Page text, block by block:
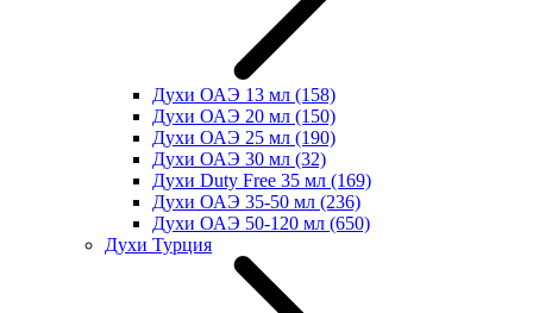
Духи ОАЭ 13 мл (158)
Духи ОАЭ 20 мл (150)
Духи ОАЭ 25 мл (190)
Духи ОАЭ 30 мл (32)
Духи Duty Free 35 мл (169)
Духи ОАЭ 35-50 мл (236)
Духи ОАЭ 50-120 мл (650)
Духи Турция